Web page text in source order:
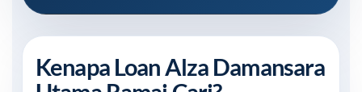
Kenapa Loan Alza Damansara